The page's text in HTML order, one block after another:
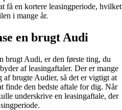
få en kortere leasingperiode, hvilket
i mange år.
en brugt Audi
brugt Audi, er den første ting, du
af leasingaftaler. Der er mange
brugte Audier, så det er vigtigt at
finde den bedste aftale for dig. Når
underskrive en leasingaftale, der